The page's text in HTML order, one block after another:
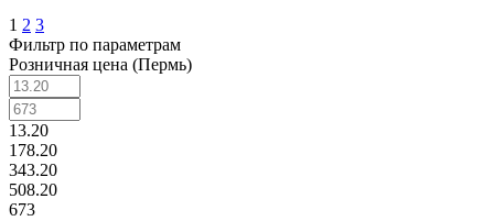
1 2 3
Фильтр по параметрам
Розничная цена (Пермь)
13.20
178.20
343.20
508.20
673